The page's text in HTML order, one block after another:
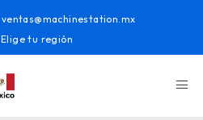
Elige tu región
ventas@machinestation.mx